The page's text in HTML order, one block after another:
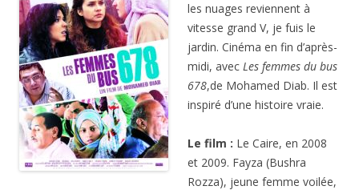
les nuages reviennent à
vitesse grand V, je fuis le
jardin. Cinéma en fin d’après-
midi, avec Les femmes du bus
678,de Mohamed Diab. Il est
inspiré d’une histoire vraie.
Le film : Le Caire, en 2008
et 2009. Fayza (Bushra
Rozza), jeune femme voilée,